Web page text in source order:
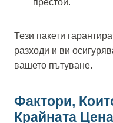
престой.
Тези пакети
разходи и ви
вашето пътуване.
Фактори,
Крайната Цена